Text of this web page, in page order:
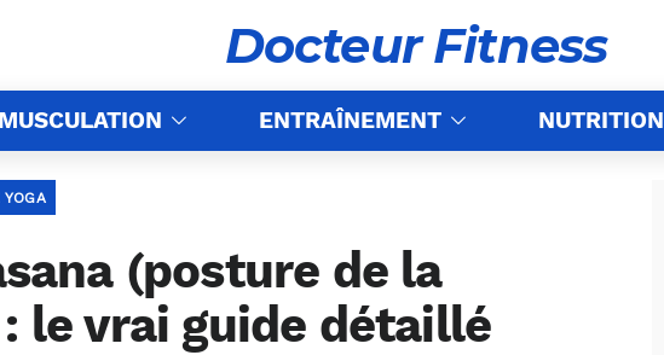
Docteur Fitness
ENTRAÎNEMENT NUTRITION
YOGA
(posture de la
le vrai guide détaillé